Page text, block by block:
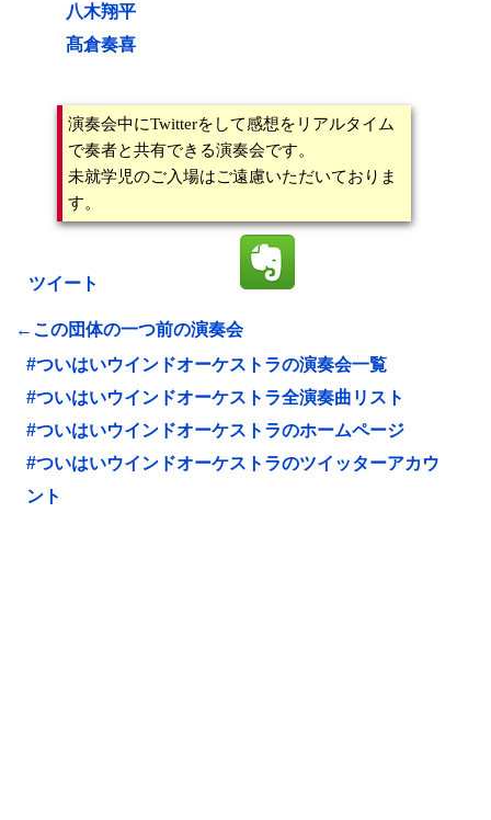
八木翔平
髙倉奏喜
演奏会中にTwitterをして感想をリアルタイム
で奏者と共有できる演奏会です。
未就学児のご入場はご遠慮いただいておりま
す。
ツイート
←この団体の一つ前の演奏会
#ついはいウインドオーケストラの演奏会一覧
#ついはいウインドオーケストラ全演奏曲リスト
#ついはいウインドオーケストラのホームページ
#ついはいウインドオーケストラのツイッターアカウ
ント